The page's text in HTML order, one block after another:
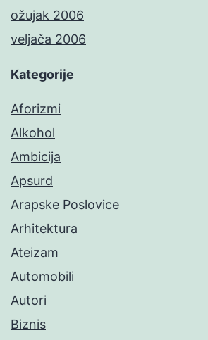
ožujak 2006
veljača 2006
Kategorije
Aforizmi
Alkohol
Ambicija
Apsurd
Arapske Poslovice
Arhitektura
Ateizam
Automobili
Autori
Biznis